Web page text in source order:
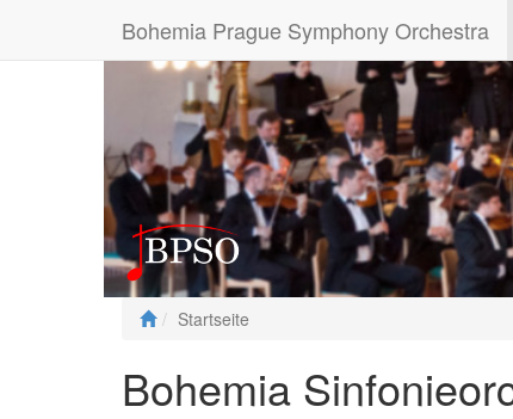
Bohemia Prague Symphony Orchestra
Startseite
Bohemia